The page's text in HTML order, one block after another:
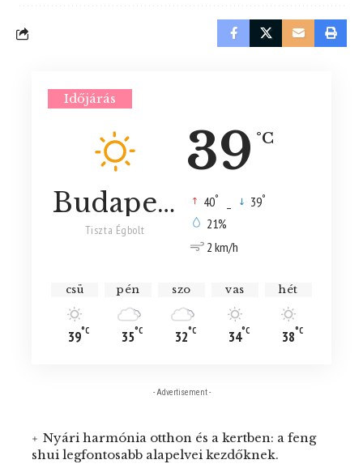
Időjárás
39 °C
Budapest
Tiszta Égbolt
40° 39°
21%
2 km/h
csü
39°C
pén
35°C
szo
32°C
vas
34°C
hét
38°C
- Advertisement -
Nyári harmónia otthon és a kertben: a feng
shui legfontosabb alapelvei kezdőknek.